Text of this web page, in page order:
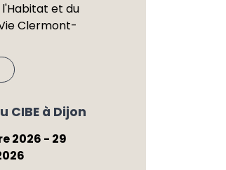
l'Habitat et du
Clermont-
CIBE à Dijon
2026 - 29